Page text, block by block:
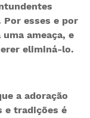
esses e por
ameaça, e
eliminá-lo.
a adoração
e tradições é